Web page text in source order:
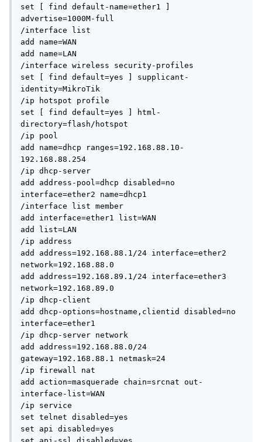
set [ find default-name=ether1 ]
advertise=1000M-full
/interface list
add name=WAN
add name=LAN
/interface wireless security-profiles
set [ find default=yes ] supplicant-
identity=MikroTik
/ip hotspot profile
set [ find default=yes ] html-
directory=flash/hotspot
/ip pool
add name=dhcp ranges=192.168.88.10-
192.168.88.254
/ip dhcp-server
add address-pool=dhcp disabled=no
interface=ether2 name=dhcp1
/interface list member
add interface=ether1 list=WAN
add list=LAN
/ip address
add address=192.168.88.1/24 interface=ether2
network=192.168.88.0
add address=192.168.89.1/24 interface=ether3
network=192.168.89.0
/ip dhcp-client
add dhcp-options=hostname,clientid disabled=no
interface=ether1
/ip dhcp-server network
add address=192.168.88.0/24
gateway=192.168.88.1 netmask=24
/ip firewall nat
add action=masquerade chain=srcnat out-
interface-list=WAN
/ip service
set telnet disabled=yes
set api disabled=yes